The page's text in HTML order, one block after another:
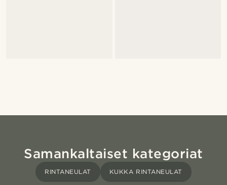
Samankaltaiset kategoriat
RINTANEULAT KUKKA RINTANEULAT